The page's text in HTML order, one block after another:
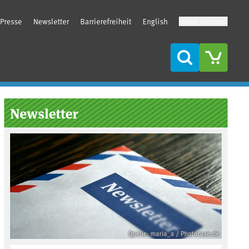
Presse Newsletter Barrierefreiheit English
Suche
Seitenleiste
Newsletter
Quelle: maria_a / Photocase.de